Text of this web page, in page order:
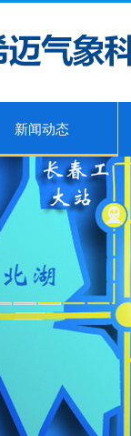
新闻动态